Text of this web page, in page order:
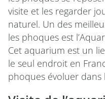
visite et les regarder
naturel. Un des
les phoques est
Cet aquarium est un
le seul endroit en
phoques évoluer